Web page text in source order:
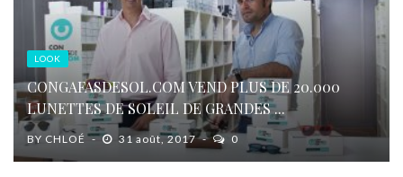
LOOK
CONGAFASDESOL.COM VEND PLUS DE 20.000
LUNETTES DE SOLEIL DE GRANDES ...
BY CHLOÉ 31 août, 2017 0